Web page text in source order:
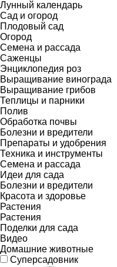
Лунный календарь
Сад и огород
Плодовый сад
Огород
Семена и рассада
Саженцы
Энциклопедия роз
Выращивание винограда
Выращивание грибов
Теплицы и парники
Полив
Обработка почвы
Болезни и вредители
Препараты и удобрения
Техника и инструменты
Семена и рассада
Идеи для сада
Болезни и вредители
Красота и здоровье
Растения
Растения
Поделки для сада
Видео
Домашние животные
Суперсадовник